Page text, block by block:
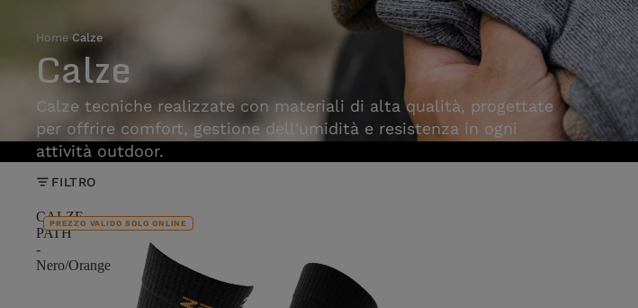
Home›Calze
Calze
Calze tecniche realizzate con materiali di alta qualità, progettate
per offrire comfort, gestione dell'umidità e resistenza in ogni
attività outdoor.
FILTRO
CALZE
PATH
-
Nero/Orange
PREZZO VALIDO SOLO ONLINE